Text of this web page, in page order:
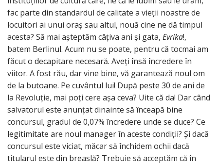
fac parte din standardul de calitate a vieții noastre de
locuitori ai unui oraș sau altul, nouă cine ne dă timpul
acesta? Să mai așteptăm câțiva ani și gata, Evrika!,
batem Berlinul. Acum nu se poate, pentru că tocmai am
făcut o decapitare necesară. Aveți însă încredere în
viitor. A fost rău, dar vine bine, vă garantează noul om
de la butoane. Pe cuvântul lui! După peste 30 de ani de
la Revoluție, mai poți cere așa ceva? Uite că da! Dar când
salvatorul este anunțat dinainte să înceapă bine
concursul, gradul de 0,07% încredere unde se duce? Ce
legitimitate are noul manager în aceste condiții? Și dacă
concursul este viciat, măcar să închidem ochii dacă
titularul este din breaslă? Trebuie să acceptăm că în